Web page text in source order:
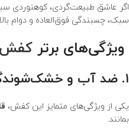
اگر عاشق طبیعت‌گردی، کوهنوردی
سبک، چسبندگی فوق‌العاده و دوام
ویژگی‌های برتر کفش
۱. ضد آب و خشک‌شوندگی سریع
یکی از ویژگی‌های متمایز این کفش،
بمانند.